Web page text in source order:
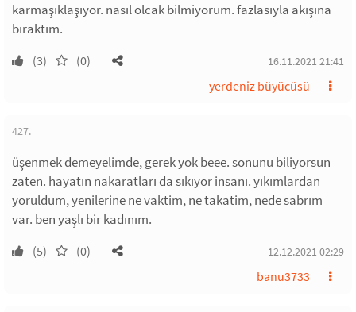
karmaşıklaşıyor. nasıl olcak bilmiyorum. fazlasıyla akışına
bıraktım.
(3) (0) 16.11.2021 21:41
yerdeniz büyücüsü
427.
üşenmek demeyelimde, gerek yok beee. sonunu biliyorsun
zaten. hayatın nakaratları da sıkıyor insanı. yıkımlardan
yoruldum, yenilerine ne vaktim, ne takatim, nede sabrım
var. ben yaşlı bir kadınım.
(5) (0) 12.12.2021 02:29
banu3733